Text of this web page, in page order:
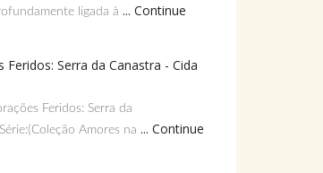
ligada à ... Continue
Feridos: Serra da Canastra - Cida
Feridos: Serra da
Amores na ... Continue